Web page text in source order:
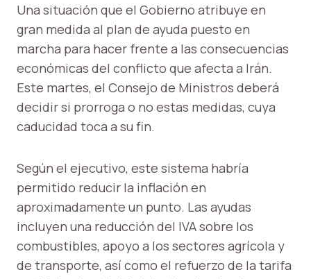
Una situación que el Gobierno atribuye en
gran medida al plan de ayuda puesto en
marcha para hacer frente a las consecuencias
económicas del conflicto que afecta a Irán.
Este martes, el Consejo de Ministros deberá
decidir si prorroga o no estas medidas, cuya
caducidad toca a su fin.
Según el ejecutivo, este sistema habría
permitido reducir la inflación en
aproximadamente un punto. Las ayudas
incluyen una reducción del IVA sobre los
combustibles, apoyo a los sectores agrícola y
de transporte, así como el refuerzo de la tarifa